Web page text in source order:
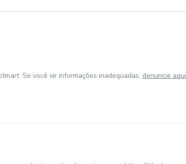
Se você vir informações inadequadas, denuncie aqui